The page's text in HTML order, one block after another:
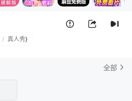
/ 真人秀}
全部